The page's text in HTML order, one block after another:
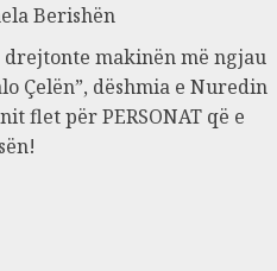
Berishën
drejtonte makinën më ngjau
Çelën”, dëshmia e Nuredin
flet për PERSONAT që e